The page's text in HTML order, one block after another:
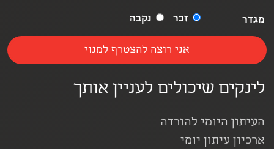
מגדר
זכר נקבה
לינקים שיכולים לעניין אותך
העיתון היומי להורדה
ארכיון עיתון יומי